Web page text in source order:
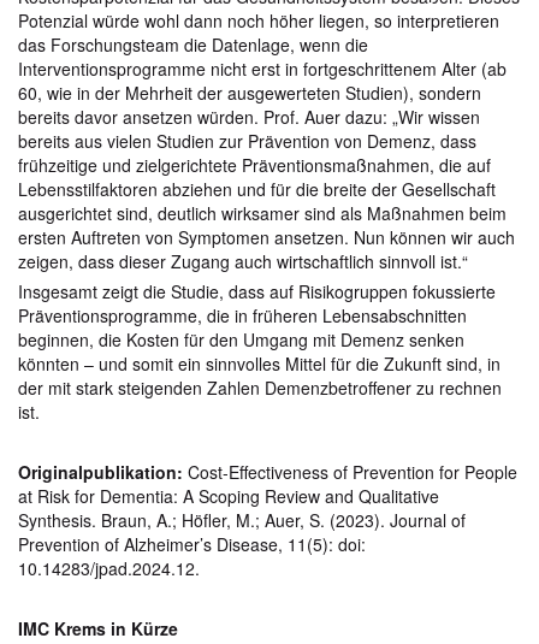
Potenzial würde wohl dann noch höher liegen, so interpretieren
das Forschungsteam die Datenlage, wenn die
Interventionsprogramme nicht erst in fortgeschrittenem Alter (ab
60, wie in der Mehrheit der ausgewerteten Studien), sondern
bereits davor ansetzen würden. Prof. Auer dazu: „Wir wissen
bereits aus vielen Studien zur Prävention von Demenz, dass
frühzeitige und zielgerichtete Präventionsmaßnahmen, die auf
Lebensstilfaktoren abziehen und für die breite der Gesellschaft
ausgerichtet sind, deutlich wirksamer sind als Maßnahmen beim
ersten Auftreten von Symptomen ansetzen. Nun können wir auch
zeigen, dass dieser Zugang auch wirtschaftlich sinnvoll ist.“
Insgesamt zeigt die Studie, dass auf Risikogruppen fokussierte
Präventionsprogramme, die in früheren Lebensabschnitten
beginnen, die Kosten für den Umgang mit Demenz senken
könnten – und somit ein sinnvolles Mittel für die Zukunft sind, in
der mit stark steigenden Zahlen Demenzbetroffener zu rechnen
ist.
Originalpublikation: Cost-Effectiveness of Prevention for People
at Risk for Dementia: A Scoping Review and Qualitative
Synthesis. Braun, A.; Höfler, M.; Auer, S. (2023). Journal of
Prevention of Alzheimer’s Disease, 11(5): doi:
10.14283/jpad.2024.12.
IMC Krems in Kürze